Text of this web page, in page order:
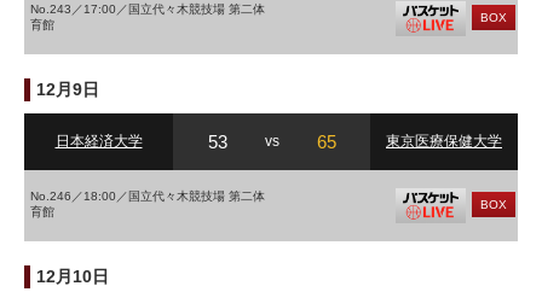
No.243／17:00／国立代々木競技場 第二体
育館
BOX
12月9日
日本経済大学 53 vs 65 東京医療保健大学
No.246／18:00／国立代々木競技場 第二体
育館
BOX
12月10日